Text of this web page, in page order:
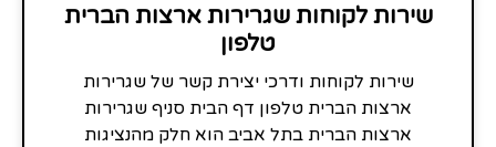
שירות לקוחות שגרירות ארצות הברית
טלפון
שירות לקוחות ודרכי יצירת קשר של שגרירות
ארצות הברית טלפון דף הבית סניף שגרירות
ארצות הברית בתל אביב הוא חלק מהנציגות